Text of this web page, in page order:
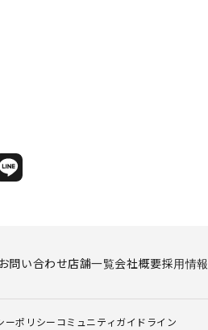
お問い合わせ店舗一覧会社概要採用情報
ーポリシー コミュニティガイドライン